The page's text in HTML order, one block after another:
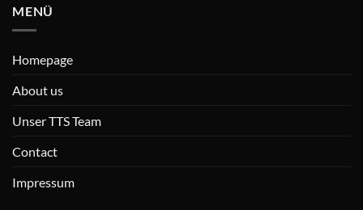
MENÜ
Homepage
About us
Unser TTS Team
Contact
Impressum